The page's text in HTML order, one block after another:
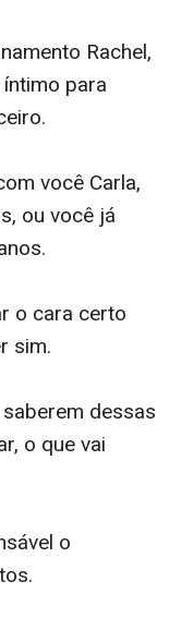
Rachel,
para
você Carla,
ou você já
o cara certo
sim.
dessas
o que vai
o